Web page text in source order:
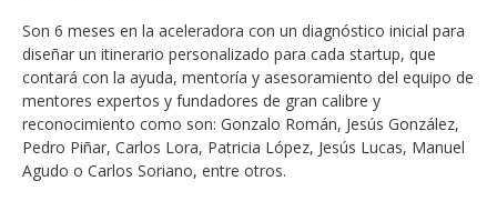
Son 6 meses en la aceleradora con un diagnóstico inicial para
diseñar un itinerario personalizado para cada startup, que
contará con la ayuda, mentoría y asesoramiento del equipo de
mentores expertos y fundadores de gran calibre y
reconocimiento como son: Gonzalo Román, Jesús González,
Pedro Piñar, Carlos Lora, Patricia López, Jesús Lucas, Manuel
Agudo o Carlos Soriano, entre otros.